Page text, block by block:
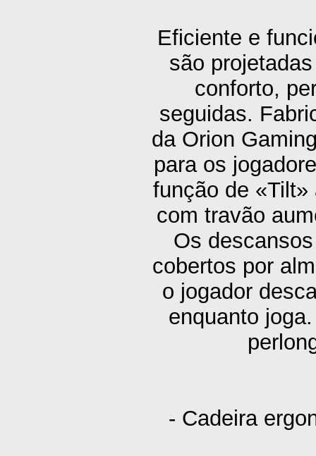
Eficiente e
são
conforto,
seguidas.
da Orion
para os
função de «Tilt»
com travão
Os
cobertos por
o jogador
enquanto
- Cadeira